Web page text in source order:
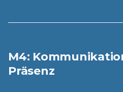
M4:
Präsenz